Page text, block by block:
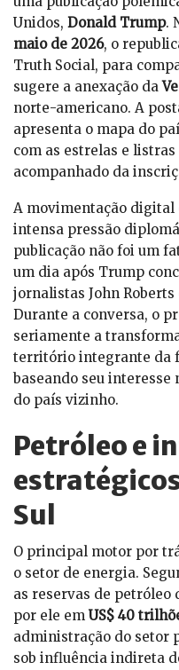
Unidos, Donald Trump.
maio de 2026, o
Truth Social, para
sugere a anexação da
norte-americano. A
apresenta o mapa do
com as estrelas e listras
acompanhado da
A movimentação digital
intensa pressão
publicação não foi um
um dia após Trump
jornalistas John
Durante a conversa, o
seriamente a
território integrante da
baseando seu
do país vizinho.
Petróleo e
Sul
O principal motor por
o setor de energia.
as reservas de petróleo
por ele em US$ 40
administração do setor
sob influência indireta